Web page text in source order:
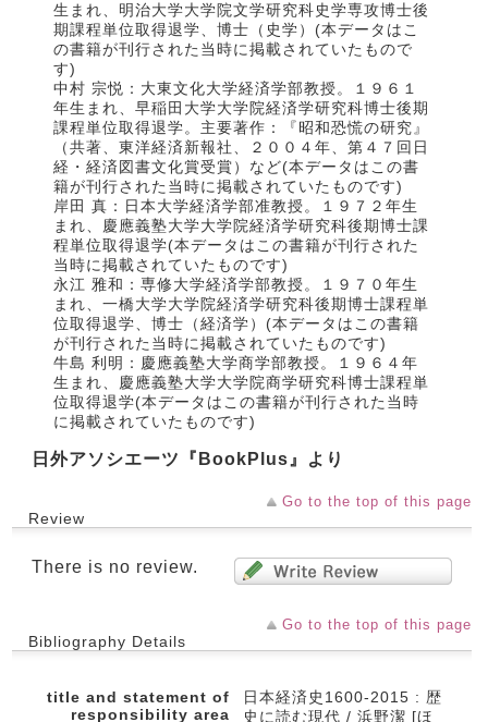
生まれ、明治大学大学院文学研究科史学専攻博士後
期課程単位取得退学、博士（史学）(本データはこ
の書籍が刊行された当時に掲載されていたもので
す)
中村 宗悦：大東文化大学経済学部教授。１９６１
年生まれ、早稲田大学大学院経済学研究科博士後期
課程単位取得退学。主要著作：『昭和恐慌の研究』
（共著、東洋経済新報社、２００４年、第４７回日
経・経済図書文化賞受賞）など(本データはこの書
籍が刊行された当時に掲載されていたものです)
岸田 真：日本大学経済学部准教授。１９７２年生
まれ、慶應義塾大学大学院経済学研究科後期博士課
程単位取得退学(本データはこの書籍が刊行された
当時に掲載されていたものです)
永江 雅和：専修大学経済学部教授。１９７０年生
まれ、一橋大学大学院経済学研究科後期博士課程単
位取得退学、博士（経済学）(本データはこの書籍
が刊行された当時に掲載されていたものです)
牛島 利明：慶應義塾大学商学部教授。１９６４年
生まれ、慶應義塾大学大学院商学研究科博士課程単
位取得退学(本データはこの書籍が刊行された当時
に掲載されていたものです)
日外アソシエーツ『BookPlus』より
Go to the top of this page
Review
There is no review.
Go to the top of this page
Bibliography Details
title and statement of
responsibility area
日本経済史1600-2015 : 歴
史に読む現代 / 浜野潔 [ほ